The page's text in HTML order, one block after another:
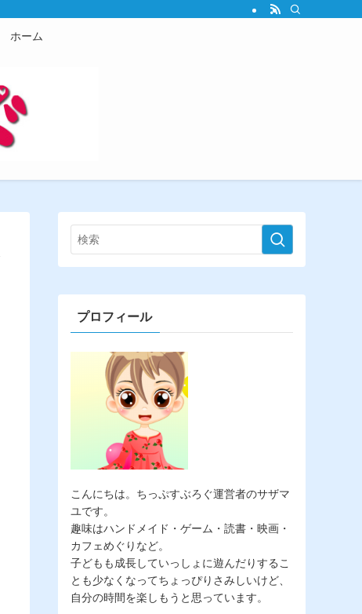
ホーム
プロフィール
こんにちは。 ちっぷすぶろぐ運営者のサザマ
ユです。
趣味はハンドメイド・ゲーム・読書・映画・
カフェめぐりなど。
子どもも成長していっしょに遊んだりするこ
とも少なくなってちょっぴりさみしいけど、
自分の時間を楽しもうと思っています。